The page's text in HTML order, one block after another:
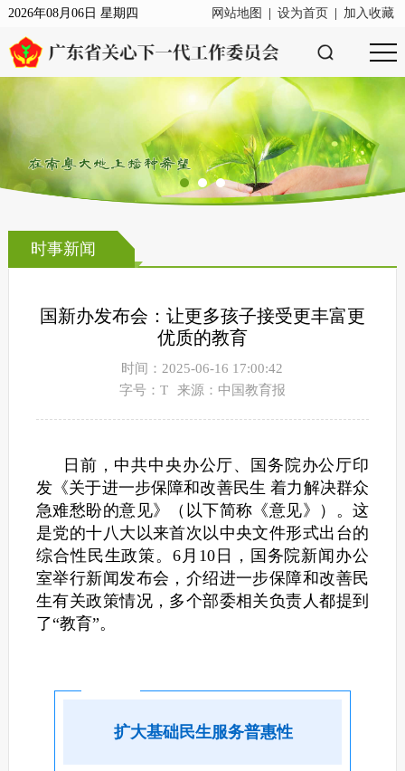
网站地图 设为首页 加入收藏
2026年08月06日 星期四
时事新闻
国新办发布会：让更多孩子接受更丰富更
优质的教育
时间：2025-06-16 17:00:42
字号：T
来源：中国教育报
日前，中共中央办公厅、国务院办公厅印
发《关于进一步保障和改善民生 着力解决群众
急难愁盼的意见》（以下简称《意见》）。这
是党的十八大以来首次以中央文件形式出台的
综合性民生政策。6月10日，国务院新闻办公
室举行新闻发布会，介绍进一步保障和改善民
生有关政策情况，多个部委相关负责人都提到
了“教育”。
扩大基础民生服务普惠性